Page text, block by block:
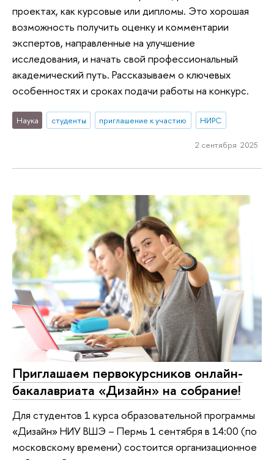
проектах, как курсовые или дипломы. Это хорошая
возможность получить оценку и комментарии
экспертов, направленные на улучшение
исследования, и начать свой профессиональный
академический путь. Рассказываем о ключевых
особенностях и сроках подачи работы на конкурс.
Наука студенты приглашение к участию НИРС
2 сентября 2025
Приглашаем первокурсников онлайн-
бакалавриата «Дизайн» на собрание!
Для студентов 1 курса образовательной программы
«Дизайн» НИУ ВШЭ – Пермь 1 сентября в 14:00 (по
московскому времени) состоится организационное